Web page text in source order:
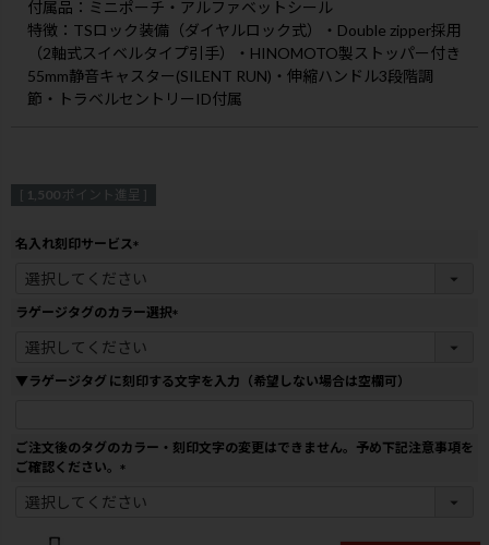
付属品 ：ミニポーチ・アルファベットシール
特徴 ：TSロック装備（ダイヤルロック式）・Double zipper採用
（2軸式スイベルタイプ引手）・HINOMOTO製ストッパー付き
55mm静音キャスター(SILENT RUN)・伸縮ハンドル3段階調
節・トラベルセントリーID付属
[ 1,500 ポイント進呈 ]
名入れ刻印サービス
必
須
ラゲージタグのカラー選択
須
▼ラゲージタグ に刻印する文字を入力（希望しない場合は空欄可）
ご注文後のタグのカラー・刻印文字の変更はできません。予め下記注意事項を
ご確認ください。
必